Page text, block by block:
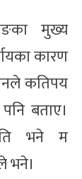
मुख्य
कारण
कतिपय
बताए।
भने म
भने।